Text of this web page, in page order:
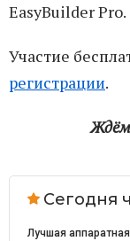
EasyBuilder Pro.
Участие
регистрации.
Ждём
Сегодня
Лучшая